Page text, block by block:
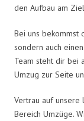
den Aufbau am
Bei uns bekommst
sondern auch
Team steht dir bei
Umzug zur Seite
Vertrau auf unsere
Bereich Umzüge.